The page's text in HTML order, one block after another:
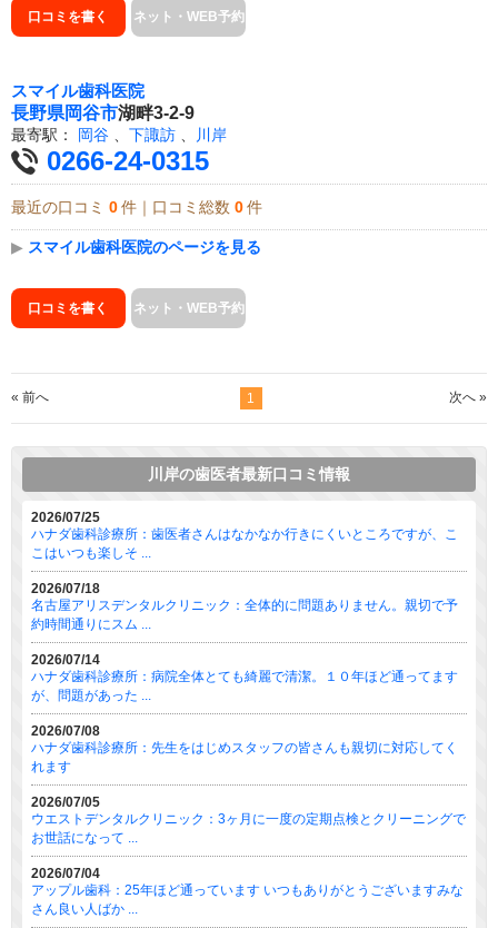
口コミを書く ネット・WEB予約
スマイル歯科医院
長野県岡谷市湖畔3-2-9
最寄駅： 岡谷 、 下諏訪 、 川岸
0266-24-0315
最近の口コミ 0 件｜口コミ総数 0 件
▶ スマイル歯科医院のページを見る
口コミを書く ネット・WEB予約
« 前へ 1 次へ »
川岸の歯医者最新口コミ情報
2026/07/25
ハナダ歯科診療所：歯医者さんはなかなか行きにくいところですが、こ
こはいつも楽しそ ...
2026/07/18
名古屋アリスデンタルクリニック：全体的に問題ありません。親切で予
約時間通りにスム ...
2026/07/14
ハナダ歯科診療所：病院全体とても綺麗で清潔。１０年ほど通ってます
が、問題があった ...
2026/07/08
ハナダ歯科診療所：先生をはじめスタッフの皆さんも親切に対応してく
れます
2026/07/05
ウエストデンタルクリニック：3ヶ月に一度の定期点検とクリーニングで
お世話になって ...
2026/07/04
アップル歯科：25年ほど通っています いつもありがとうございますみな
さん良い人ばか ...